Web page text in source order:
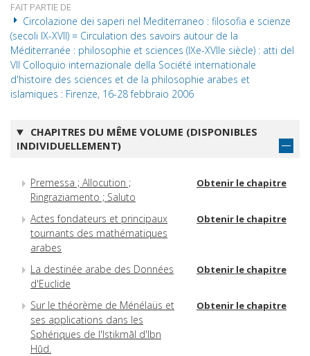
FAIT PARTIE DE
Circolazione dei saperi nel Mediterraneo : filosofia e scienze
(secoli IX-XVII) = Circulation des savoirs autour de la
Méditerranée : philosophie et sciences (IXe-XVIIe siècle) : atti del
VII Colloquio internazionale della Société internationale
d'histoire des sciences et de la philosophie arabes et
islamiques : Firenze, 16-28 febbraio 2006
CHAPITRES DU MÊME VOLUME (DISPONIBLES
INDIVIDUELLEMENT)
Premessa ; Allocution ;
Ringraziamento ; Saluto
Obtenir le chapitre
Actes fondateurs et principaux
tournants des mathématiques
arabes
Obtenir le chapitre
La destinée arabe des Données
d'Euclide
Obtenir le chapitre
Sur le théorème de Ménélaüs et
ses applications dans les
Sphériques de l'Istikmāl d'Ibn
Hūd.
Obtenir le chapitre